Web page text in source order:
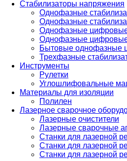
Стабилизаторы напряжения
Однофазные
Однофазные
Однофазные цифровые
Однофазные цифровые
Бытовые однофазные
Трехфазные
Инструменты
Рулетки
Углошлифовальные
Материалы для изоляции
Полилен
Лазерное сварочное
Лазерные очистители
Лазерные сварочные
Станки для лазерной
Станки для лазерной
Станки для лазерной